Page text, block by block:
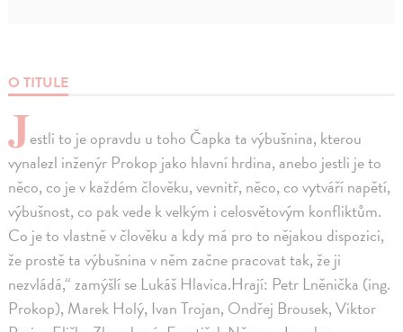
O TITULE
Jestli to je opravdu u toho Čapka ta výbušnina, kterou
vynalezl inženýr Prokop jako hlavní hrdina, anebo jestli je to
něco, co je v každém člověku, vevnitř, něco, co vytváří napětí,
výbušnost, co pak vede k velkým i celosvětovým konfliktům.
Co je to vlastně v člověku a kdy má pro to nějakou dispozici,
že prostě ta výbušnina v něm začne pracovat tak, že ji
nezvládá,“ zamýšlí se Lukáš Hlavica.Hrají: Petr Lněnička (ing.
Prokop), Marek Holý, Ivan Trojan, Ondřej Brousek, Viktor